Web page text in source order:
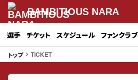
BAMBITIOUS NARA
選手 チケット スケジュール ファンクラブ
トップkeyboard_arrow_right TICKET